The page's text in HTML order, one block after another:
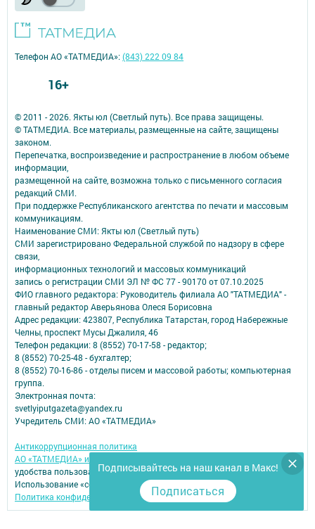
Подписывайтесь на наш канал в Макс!
Подписаться
© 2011 - 2026. Якты юл (Светлый путь). Все права защищены.
© ТАТМЕДИА. Все материалы, размещенные на сайте, защищены
законом.
Перепечатка, воспроизведение и распространение в любом объеме
информации,
размещенной на сайте, возможна только с письменного согласия
редакций СМИ.
При поддержке Республиканского агентства по печати и массовым
коммуникациям.
Наименование СМИ: Якты юл (Светлый путь)
СМИ зарегистрировано Федеральной службой по надзору в сфере
связи,
информационных технологий и массовых коммуникаций
запись о регистрации СМИ ЭЛ № ФС 77 - 90170 от 07.10.2025
ФИО главного редактора: Руководитель филиала АО "ТАТМЕДИА" -
главный редактор Аверьянова Олеся Борисовна
Адрес редакции: 423807, Республика Татарстан, город Набережные
Челны, проспект Мусы Джалиля, 46
Телефон редакции: 8 (8552) 70-17-58 - редактор;
8 (8552) 70-25-48 - бухгалтер;
8 (8552) 70-16-86 - отделы писем и массовой работы; компьютерная
группа.
Электронная почта:
svetlyiputgazeta@yandex.ru
Учредитель СМИ: АО «ТАТМЕДИА»
Антикоррупционная политика
АО «ТАТМЕДИА» использует «cookie»
для персонализации сервисов и
удобства пользователей сайтом.
Использование «cookie» можно отменить в настройках браузера.
Политика конфиденциальности
Телефон АО «ТАТМЕДИА»:(843) 222 09 84
16+